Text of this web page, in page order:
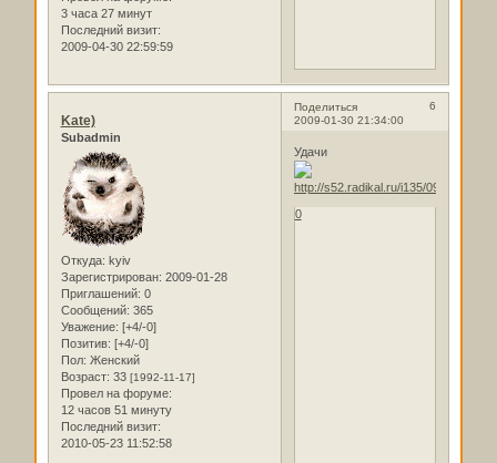
3 часа 27 минут
Последний визит:
2009-04-30 22:59:59
Поделиться
6
2009-01-30 21:34:00
Kate)
Subadmin
Откуда: kyiv
Зарегистрирован: 2009-01-28
Приглашений: 0
Сообщений: 365
Уважение: [+4/-0]
Позитив: [+4/-0]
Пол: Женский
Возраст: 33 [1992-11-17]
Провел на форуме:
12 часов 51 минуту
Последний визит:
2010-05-23 11:52:58
Удачи
0